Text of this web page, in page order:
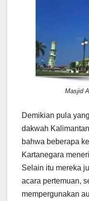
Masjid
Demikian pula
dakwah
bahwa beberapa
Kartanegara
Selain itu mereka
acara pertemuan,
mempergunakan